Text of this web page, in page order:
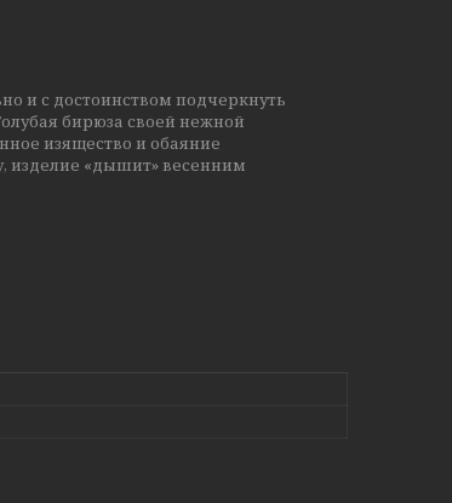
и с достоинством подчеркнуть
бирюза своей нежной
изящество и обаяние
изделие «дышит» весенним